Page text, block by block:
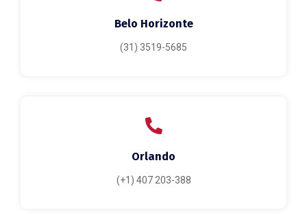
Belo Horizonte
(31) 3519-5685
Orlando
(+1) 407 203-388